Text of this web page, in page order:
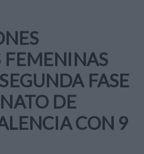
FASE
DE
CON 9